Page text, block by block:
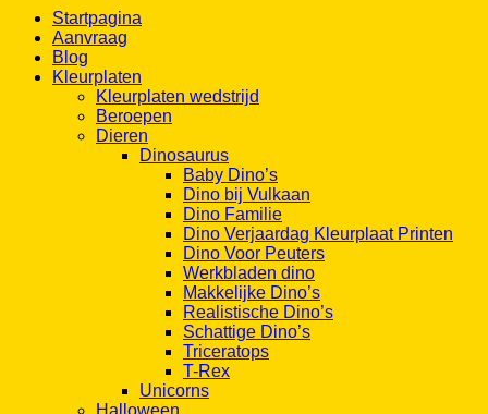
Startpagina
Aanvraag
Blog
Kleurplaten
Kleurplaten wedstrijd
Beroepen
Dieren
Dinosaurus
Baby Dino’s
Dino bij Vulkaan
Dino Familie
Dino Verjaardag Kleurplaat Printen
Dino Voor Peuters
Werkbladen dino
Makkelijke Dino’s
Realistische Dino’s
Schattige Dino’s
Triceratops
T-Rex
Unicorns
Halloween